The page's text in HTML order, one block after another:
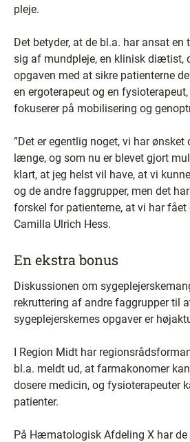
pleje.
Det betyder, at de bl.a. har ansat en
sig af mundpleje, en klinisk diætist,
opgaven med at sikre patienterne
en ergoterapeut og en
fokuserer på mobilisering og
”Det er egentlig noget, vi har
længe, og som nu er blevet gjort
klart, at jeg helst vil have, at vi
og de andre faggrupper, men det
forskel for patienterne, at vi har fået
Camilla Ulrich Hess.
En ekstra bonus
Diskussionen om
rekruttering af andre faggrupper til
sygeplejerskernes opgaver er
I Region Midt har
bl.a. meldt ud, at farmakonomer
dosere medicin, og fysioterapeuter
patienter.
På Hæmatologisk Afdeling X har